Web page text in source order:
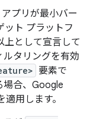
プリが最小バー
ット プラットフ
上として宣言して
タリングを有効
要素で
合、Google
用します。